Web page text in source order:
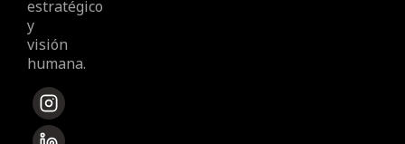
estratégico
y
visión
humana.